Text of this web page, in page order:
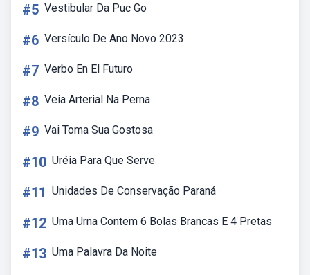
#5 Vestibular Da Puc Go
#6 Versículo De Ano Novo 2023
#7 Verbo En El Futuro
#8 Veia Arterial Na Perna
#9 Vai Toma Sua Gostosa
#10 Uréia Para Que Serve
#11 Unidades De Conservação Paraná
#12 Uma Urna Contem 6 Bolas Brancas E 4 Pretas
#13 Uma Palavra Da Noite